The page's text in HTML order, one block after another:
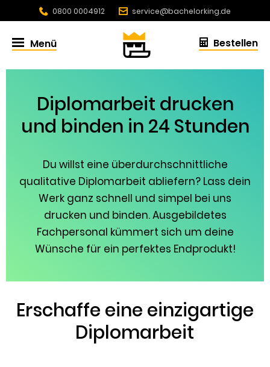
0800 0004912 service@bachelorking.de
4.86 / 5.0 aus 432 Bewertungen
Menü Bestellen
Diplomarbeit drucken
und binden in 24 Stunden
Du willst eine überdurchschnittliche
qualitative Diplomarbeit abliefern? Lass dein
Werk ganz schnell und simpel bei uns
drucken und binden. Ausgebildetes
Fachpersonal kümmert sich um deine
Wünsche für ein perfektes Endprodukt!
Erschaffe eine einzigartige
Diplomarbeit